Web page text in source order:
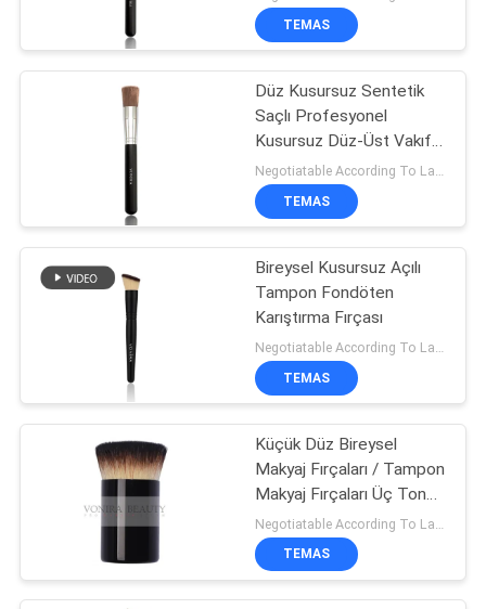
TEMAS
Düz Kusursuz Sentetik
Saçlı Profesyonel
Kusursuz Düz-Üst Vakıf
Makyaj Fırçası
TEMAS
Bireysel Kusursuz Açılı
Tampon Fondöten
Karıştırma Fırçası
TEMAS
Küçük Düz Bireysel
Makyaj Fırçaları / Tampon
Makyaj Fırçaları Üç Ton
Yumuşak ve Esnek Lifler
TEMAS